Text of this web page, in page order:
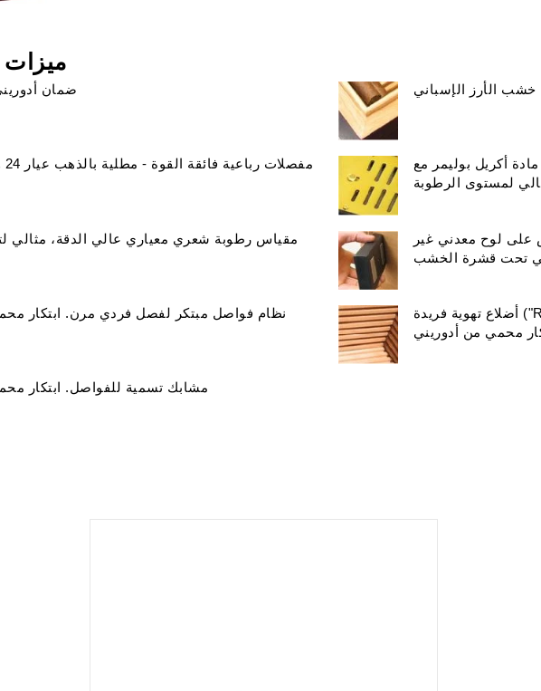
ميزات
ضمان الأرز الإسباني
مفصلات رباعية فائقة القوة - مطلية بالذهب عيار 24 ومصقولة يدويًا
أكريل بوليمر مع
لمستوى الرطوبة
مقياس رطوبة شعري معياري عالي الدقة، مثالي
على لوح معدني غير
تحت قشرة الخشب
نظام فواصل مبتكر لفصل فردي مرن. ابتكار
أضلاع تهوية فريدة ("RibTech") لتحسين دوران الهواء داخل المرطب.
محمي من أدوريني
مشابك تسمية للفواصل. ابتكار